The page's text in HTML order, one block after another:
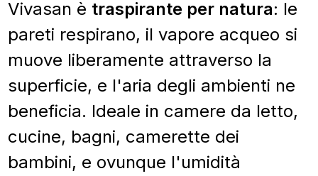
Vivasan è traspirante per natura: le
pareti respirano, il vapore acqueo si
muove liberamente attraverso la
superficie, e l'aria degli ambienti ne
beneficia. Ideale in camere da letto,
cucine, bagni, camerette dei
bambini, e ovunque l'umidità